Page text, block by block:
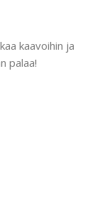
kaavoihin ja
palaa!